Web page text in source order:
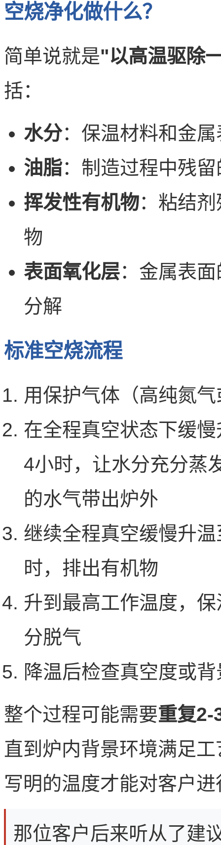
空烧净化做什么？
简单说就是"以高温驱除
括：
水分：保温材料和金
油脂：制造过程中残
挥发性有机物：粘结
物
表面氧化层：金属表
分解
标准空烧流程
用保护气体（高纯氮
在全程真空状态下缓
4小时，让水分充分蒸
的水气带出炉外
继续全程真空缓慢升
时，排出有机物
升到最高工作温度，
分脱气
降温后检查真空度或
整个过程可能需要重复2-
直到炉内背景环境满足
写明的温度才能对客户
那位客户后来听从了建